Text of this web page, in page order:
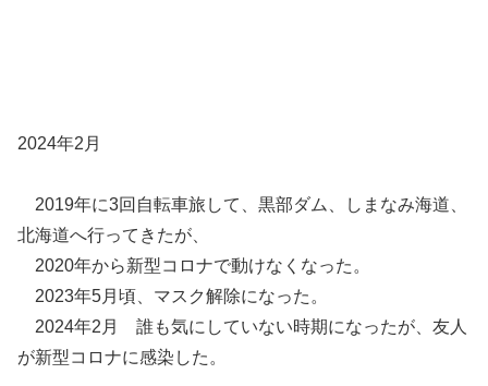
2024年2月
2019年に3回自転車旅して、黒部ダム、しまなみ海道、
北海道へ行ってきたが、
2020年から新型コロナで動けなくなった。
2023年5月頃、マスク解除になった。
2024年2月 誰も気にしていない時期になったが、友人
が新型コロナに感染した。